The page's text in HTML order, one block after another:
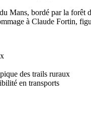
Mans, bordé par la forêt
à Claude Fortin,
des trails ruraux
en transports